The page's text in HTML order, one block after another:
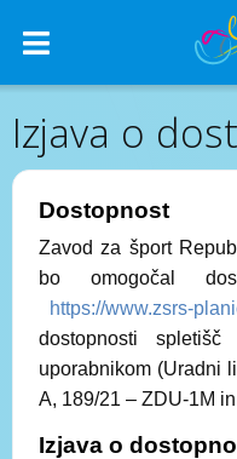
Izjava o
Dostopnost
Zavod za šport
bo omogočal
https://www.zsrs-
dostopnosti
uporabnikom (Uradni
A, 189/21 – ZDU-1M
Izjava o